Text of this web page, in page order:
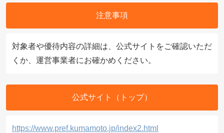
注意事項
対象者や優待内容の詳細は、公式サイトをご確認いただ
くか、運営事業者にお確かめください。
公式サイト（トップ）
https://www.pref.kumamoto.jp/index2.html